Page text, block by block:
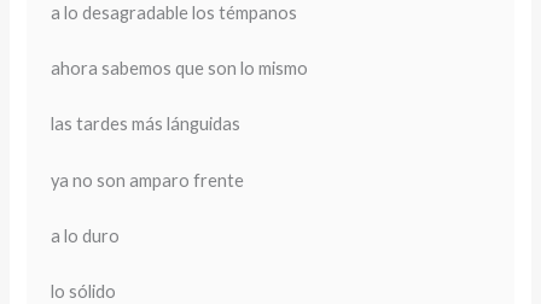
a lo desagradable los témpanos
ahora sabemos que son lo mismo
las tardes más lánguidas
ya no son amparo frente
a lo duro
lo sólido